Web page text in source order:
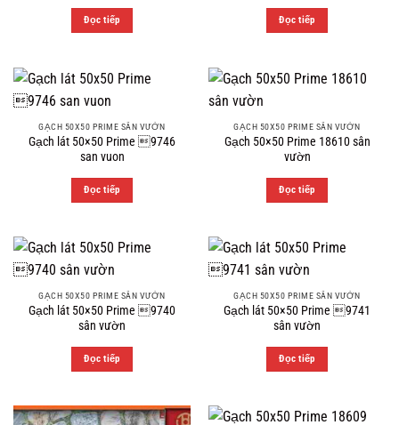
Đọc tiếp Đọc tiếp
GẠCH 50X50 PRIME SÂN VƯỜN
Gạch lát 50×50 Prime 9746
san vuon
Đọc tiếp
GẠCH 50X50 PRIME SÂN VƯỜN
Gạch 50×50 Prime 18610 sân
vườn
Đọc tiếp
GẠCH 50X50 PRIME SÂN VƯỜN
Gạch lát 50×50 Prime 9740
sân vườn
Đọc tiếp
GẠCH 50X50 PRIME SÂN VƯỜN
Gạch lát 50×50 Prime 9741
sân vườn
Đọc tiếp